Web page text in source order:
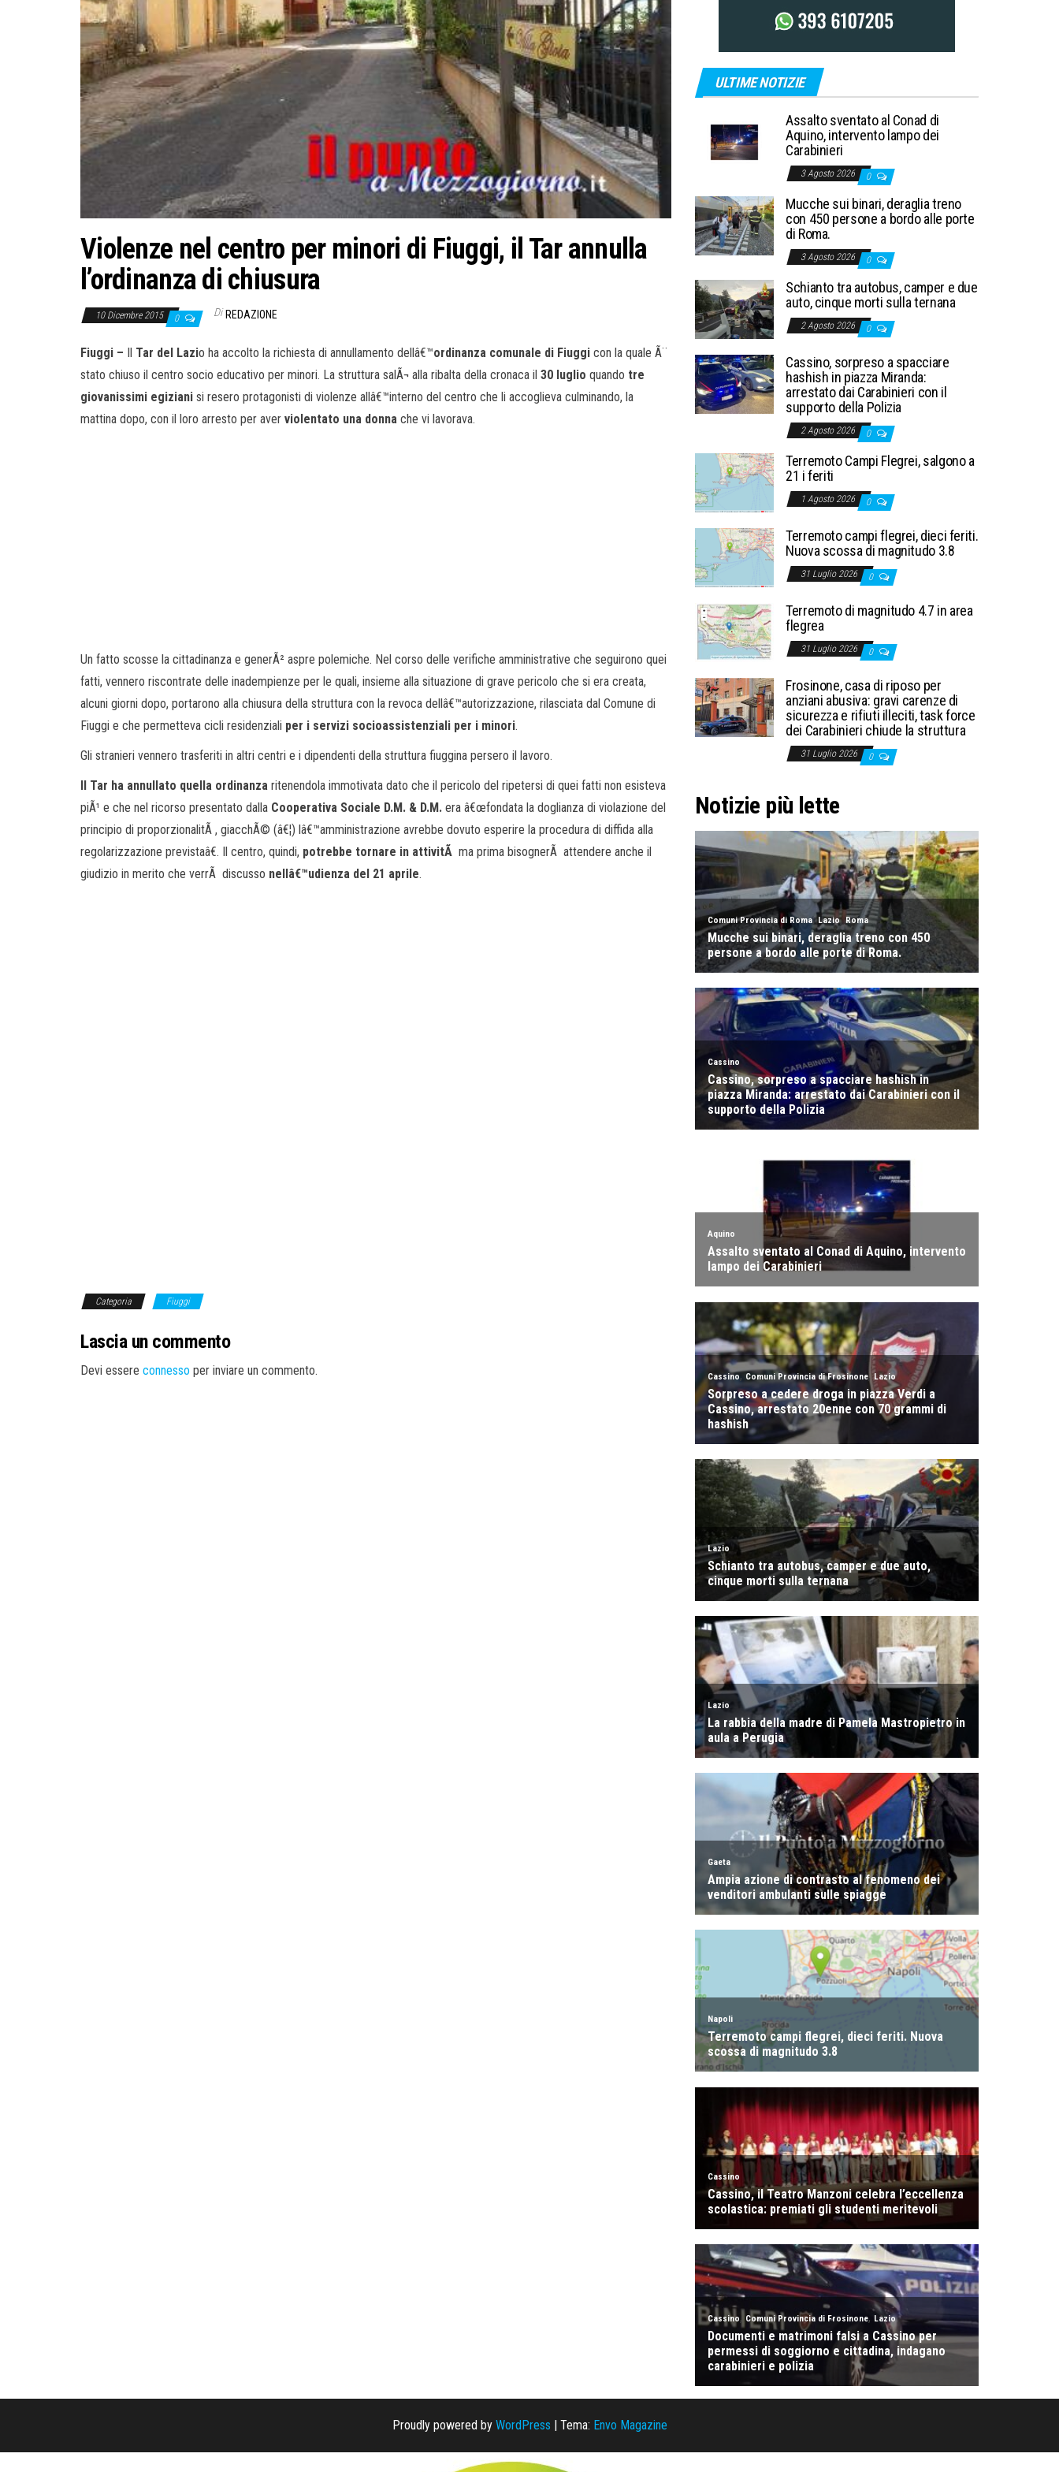
Violenze nel centro per minori di Fiuggi, il Tar annulla
l’ordinanza di chiusura
10 Dicembre 2015 0 Di REDAZIONE
Fiuggi – Il Tar del Lazio ha accolto la richiesta di annullamento dellâ€™ordinanza comunale di Fiuggi con la quale Ã¨
stato chiuso il centro socio educativo per minori. La struttura salÃ¬ alla ribalta della cronaca il 30 luglio quando tre
giovanissimi egiziani si resero protagonisti di violenze allâ€™interno del centro che li accoglieva culminando, la
mattina dopo, con il loro arresto per aver violentato una donna che vi lavorava.
Un fatto scosse la cittadinanza e generÃ² aspre polemiche. Nel corso delle verifiche amministrative che seguirono quei
fatti, vennero riscontrate delle inadempienze per le quali, insieme alla situazione di grave pericolo che si era creata,
alcuni giorni dopo, portarono alla chiusura della struttura con la revoca dellâ€™autorizzazione, rilasciata dal Comune di
Fiuggi e che permetteva cicli residenziali per i servizi socioassistenziali per i minori.
Gli stranieri vennero trasferiti in altri centri e i dipendenti della struttura fiuggina persero il lavoro.
Il Tar ha annullato quella ordinanza ritenendola immotivata dato che il pericolo del ripetersi di quei fatti non esisteva
piÃ¹ e che nel ricorso presentato dalla Cooperativa Sociale D.M. & D.M. era â€œfondata la doglianza di violazione del
principio di proporzionalitÃ , giacchÃ© (â€¦) lâ€™amministrazione avrebbe dovuto esperire la procedura di diffida alla
regolarizzazione previstaâ€. Il centro, quindi, potrebbe tornare in attivitÃ ma prima bisognerÃ attendere anche il
giudizio in merito che verrÃ discusso nellâ€™udienza del 21 aprile.
Categoria Fiuggi
Lascia un commento
Devi essere connesso per inviare un commento.
ULTIME NOTIZIE
Assalto sventato al Conad di
Aquino, intervento lampo dei
Carabinieri
3 Agosto 2026 0
Mucche sui binari, deraglia treno
con 450 persone a bordo alle porte
di Roma.
3 Agosto 2026 0
Schianto tra autobus, camper e due
auto, cinque morti sulla ternana
2 Agosto 2026 0
Cassino, sorpreso a spacciare
hashish in piazza Miranda:
arrestato dai Carabinieri con il
supporto della Polizia
2 Agosto 2026 0
Terremoto Campi Flegrei, salgono a
21 i feriti
1 Agosto 2026 0
Terremoto campi flegrei, dieci feriti.
Nuova scossa di magnitudo 3.8
31 Luglio 2026 0
Terremoto di magnitudo 4.7 in area
flegrea
31 Luglio 2026 0
Frosinone, casa di riposo per
anziani abusiva: gravi carenze di
sicurezza e rifiuti illeciti, task force
dei Carabinieri chiude la struttura
31 Luglio 2026 0
Notizie più lette
Proudly powered by WordPress | Tema: Envo Magazine